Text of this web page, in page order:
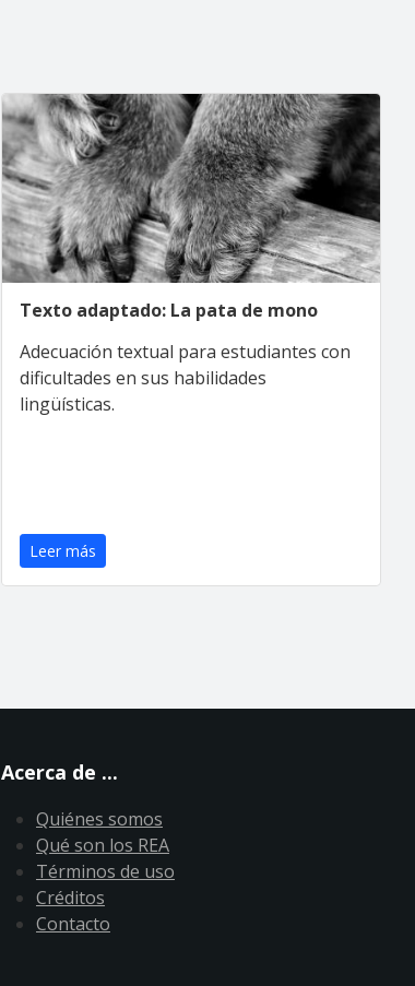
Texto adaptado: La pata de mono
Adecuación textual para estudiantes con
dificultades en sus habilidades
lingüísticas.
Leer más
Acerca de ...
Quiénes somos
Qué son los REA
Términos de uso
Créditos
Contacto